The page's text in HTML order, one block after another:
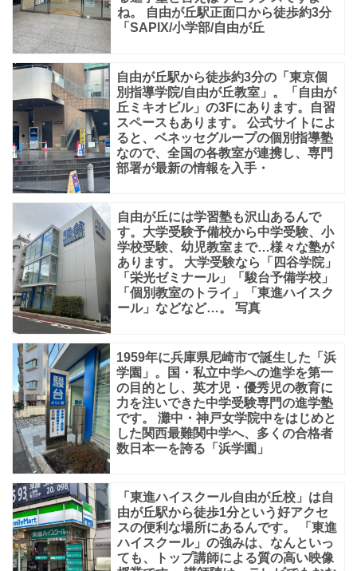
て
い
る
語
塾
ね。 自由が丘駅正面口から徒歩約3分
「SAPIX/小学部/自由が丘
自由が丘駅から徒歩約3分の「東京個
別指導学院/自由が丘教室」。「自由が
丘ミキオビル」の3Fにあります。自習
スペースもあります。 公式サイトによ
ると、ベネッセグループの個別指導塾
なので、全国の各教室が連携し、専門
部署が最新の情報を入手・
自由が丘には学習塾も沢山あるんで
す。大学受験予備校から中学受験、小
学校受験、幼児教室まで…様々な塾が
あります。 大学受験なら「四谷学院」
「栄光ゼミナール」「駿台予備学校」
「個別教室のトライ」「東進ハイスク
ール」などなど…。 写真
1959年に兵庫県尼崎市で誕生した「浜
学園」。国・私立中学への進学を第一
の目的とし、英才児・優秀児の教育に
力を注いできた中学受験専門の進学塾
です。 灘中・神戸女学院中をはじめと
した関西最難関中学へ、多くの合格者
数日本一を誇る「浜学園」
「東進ハイスクール自由が丘校」は自
由が丘駅から徒歩1分という好アクセ
スの便利な場所にあるんです。 「東進
ハイスクール」の強みは、なんといっ
ても、トップ講師による質の高い映像